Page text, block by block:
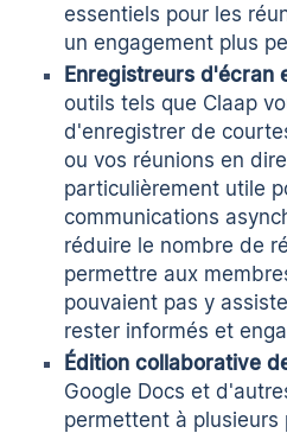
essentiels pour les
un engagement plus
Enregistreurs d'écran
outils tels que Claap
d'enregistrer de
ou vos réunions en
particulièrement utile
communications
réduire le nombre de
permettre aux
pouvaient pas y
rester informés et
Édition collaborative
Google Docs et
permettent à plusieurs